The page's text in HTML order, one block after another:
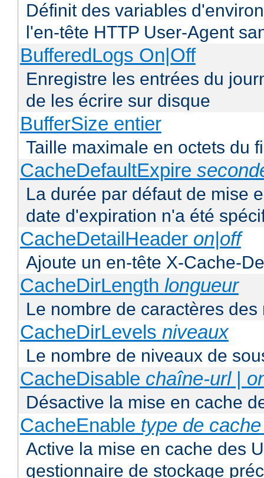
Définit des variables
l'en-tête HTTP User-Agent
BufferedLogs On|Off
Enregistre les entrées du
de les écrire sur disque
BufferSize entier
Taille maximale en octets du
CacheDefaultExpire
La durée par défaut de mise
date d'expiration n'a été
CacheDetailHeader on|off
Ajoute un en-tête X-Cache-
CacheDirLength longueur
Le nombre de caractères
CacheDirLevels niveaux
Le nombre de niveaux de
CacheDisable chaîne-url|
Désactive la mise en cache
CacheEnable type de cache
Active la mise en cache des
gestionnaire de stockage